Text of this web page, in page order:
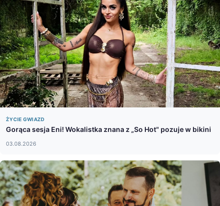
ŻYCIE GWIAZD
Gorąca sesja Eni! Wokalistka znana z „So Hot" pozuje w bikini
03.08.2026